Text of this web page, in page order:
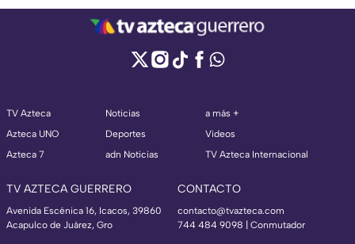
TV Azteca
Azteca UNO
Azteca 7
Noticias
Deportes
adn Noticias
a más +
Videos
TV Azteca Internacional
TV AZTECA GUERRERO
Avenida Escénica 16, Icacos, 39860
Acapulco de Juárez, Gro
CONTACTO
contacto@tvazteca.com
744 484 9098 | Conmutador